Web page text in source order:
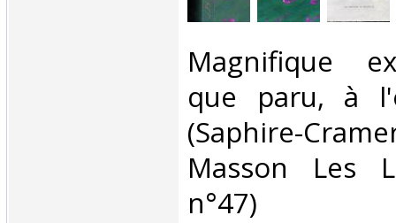
‎Magnifique
que paru, à
(Saphire-
Masson Les
n°47)‎